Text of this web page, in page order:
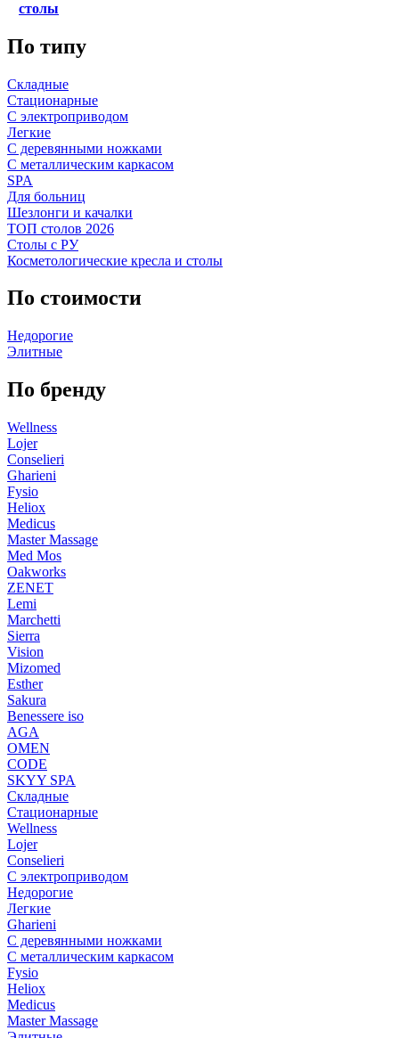
столы
По типу
Складные
Стационарные
С электроприводом
Легкие
С деревянными ножками
С металлическим каркасом
SPA
Для больниц
Шезлонги и качалки
ТОП столов 2026
Столы с РУ
Косметологические кресла и столы
По стоимости
Недорогие
Элитные
По бренду
Wellness
Lojer
Conselieri
Gharieni
Fysio
Heliox
Medicus
Master Massage
Med Mos
Oakworks
ZENET
Lemi
Marchetti
Sierra
Vision
Mizomed
Esther
Sakura
Benessere iso
AGA
OMEN
CODE
SKYY SPA
Складные
Стационарные
Wellness
Lojer
Conselieri
С электроприводом
Недорогие
Легкие
Gharieni
С деревянными ножками
С металлическим каркасом
Fysio
Heliox
Medicus
Master Massage